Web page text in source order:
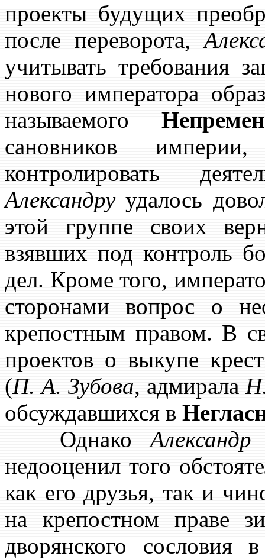
проекты будущих
после переворота,
учитывать требования
нового императора
называемого
сановников
контролировать
Александруудалось
этой группе своих
взявших под контроль
дел. Кроме того,
сторонами вопрос о
крепостным правом. В
проектов о выкупе
(П. А. Зубова, адмирала
обсуждавшихся в
ОднакоАлександр
недооценил того
как его друзья, так и
на крепостном праве
дворянского